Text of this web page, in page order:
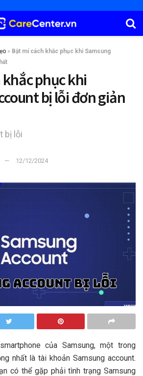
» Bật mí cách khắc phục khi Samsung
khắc phục khi
bị lỗi đơn giản
bị lỗi
12/12/2024
của Samsung, một trong
nhất là tài khoản Samsung account.
có thể gặp phải tình trạng Samsung